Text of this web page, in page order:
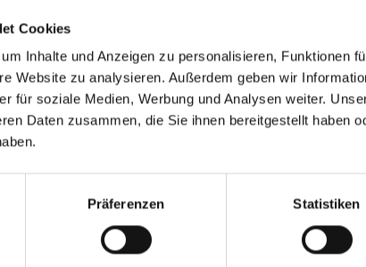
Cookies
Inhalte und Anzeigen zu personalisieren, Funktionen
Website zu analysieren. Außerdem geben wir
für soziale Medien, Werbung und Analysen weiter.
Daten zusammen, die Sie ihnen bereitgestellt haben
Präferenzen Statistiken
/ Deutschland
ab 16.00 Uhr
/ Deutschland
/ Deutschland
vom Ausflug